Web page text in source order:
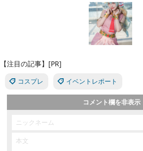
【注目の記事】[PR]
コスプレ イベントレポート
コメント欄を非表示